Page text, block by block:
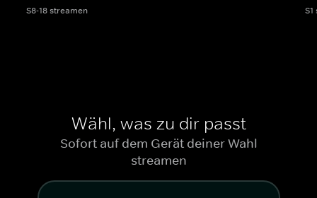
S8-18 streamen
Wähl, was zu dir passt
Sofort auf dem Gerät deiner Wahl
streamen